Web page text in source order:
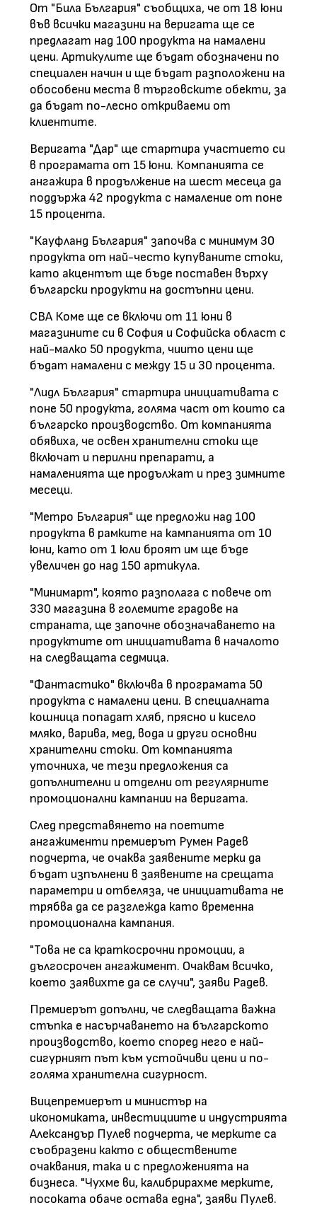
От "Била България" съобщиха, че от 18 юни
във всички магазини на веригата ще се
предлагат над 100 продукта на намалени
цени. Артикулите ще бъдат обозначени по
специален начин и ще бъдат разположени на
обособени места в търговските обекти, за
да бъдат по-лесно откриваеми от
клиентите.
Веригата "Дар" ще стартира участието си
в програмата от 15 юни. Компанията се
ангажира в продължение на шест месеца да
поддържа 42 продукта с намаление от поне
15 процента.
"Кауфланд България" започва с минимум 30
продукта от най-често купуваните стоки,
като акцентът ще бъде поставен върху
български продукти на достъпни цени.
СВА Коме ще се включи от 11 юни в
магазините си в София и Софийска област с
най-малко 50 продукта, чиито цени ще
бъдат намалени с между 15 и 30 процента.
"Лидл България" стартира инициативата с
поне 50 продукта, голяма част от които са
българско производство. От компанията
обявиха, че освен хранителни стоки ще
включат и перилни препарати, а
намаленията ще продължат и през зимните
месеци.
"Метро България" ще предложи над 100
продукта в рамките на кампанията от 10
юни, като от 1 юли броят им ще бъде
увеличен до над 150 артикула.
"Минимарт", която разполага с повече от
330 магазина в големите градове на
страната, ще започне обозначаването на
продуктите от инициативата в началото
на следващата седмица.
"Фантастико" включва в програмата 50
продукта с намалени цени. В специалната
кошница попадат хляб, прясно и кисело
мляко, варива, мед, вода и други основни
хранителни стоки. От компанията
уточниха, че тези предложения са
допълнителни и отделни от регулярните
промоционални кампании на веригата.
След представянето на поетите
ангажименти премиерът Румен Радев
подчерта, че очаква заявените мерки да
бъдат изпълнени в заявените на срещата
параметри и отбеляза, че инициативата не
трябва да се разглежда като временна
промоционална кампания.
"Това не са краткосрочни промоции, а
дългосрочен ангажимент. Очаквам всичко,
което заявихте да се случи", заяви Радев.
Премиерът допълни, че следващата важна
стъпка е насърчаването на българското
производство, което според него е най-
сигурният път към устойчиви цени и по-
голяма хранителна сигурност.
Вицепремиерът и министър на
икономиката, инвестициите и индустрията
Александър Пулев подчерта, че мерките са
съобразени както с обществените
очаквания, така и с предложенията на
бизнеса. "Чухме ви, калибрирахме мерките,
посоката обаче остава една", заяви Пулев.